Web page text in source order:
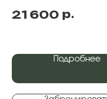
21 600 р.
Подробнее